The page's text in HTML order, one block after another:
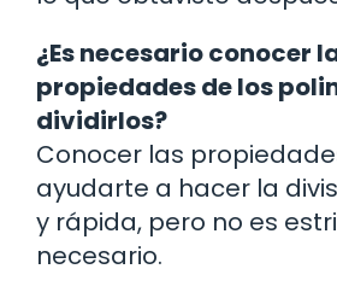
¿Es necesario conocer
propiedades de los
dividirlos?
Conocer las
ayudarte a hacer la
y rápida, pero no es
necesario.